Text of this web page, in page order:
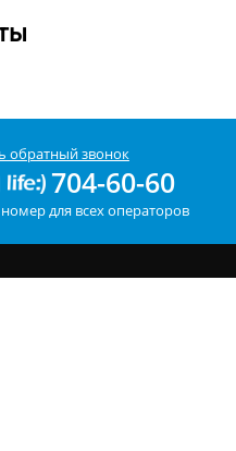
обратный звонок
704-60-60
для всех операторов